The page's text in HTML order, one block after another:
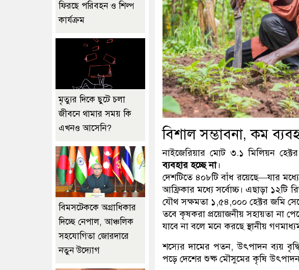
বিশাল সম্ভাবনা, কম
নাইজেরিয়ার মোট ৩.১ মিলিয়ন
ব্যবহার হচ্ছে না।
দেশটিতে ৪০৮টি বাঁধ রয়েছে—যার
আফ্রিকার মধ্যে সর্বোচ্চ। এছাড়া ১২টি
যৌথ সক্ষমতা ১,৫৪,০০০ হেক্টর জমি
তবে কৃষকরা প্রয়োজনীয় সহায়তা না
যাবে না বলে মনে করছে স্থানীয়
শস্যের দামের পতন, উৎপাদন ব্যয়
পড়ে দেশের শুষ্ক মৌসুমের কৃষি
ফিরছে পরিবহন ও শিল্প
কার্যক্রম
মৃত্যুর দিকে ছুটে চলা
জীবনে থামার সময় কি
এখনও আসেনি?
বিমসটেককে অগ্রাধিকার
দিচ্ছে নেপাল, আঞ্চলিক
সহযোগিতা জোরদারে
নতুন উদ্যোগ